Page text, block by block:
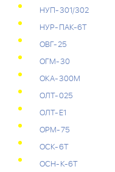
НУП-301/302
НУР-ПАК-6Т
ОВГ-25
ОГМ-30
ОКА-300М
ОЛТ-025
ОЛТ-Е1
ОРМ-75
ОСК-6Т
ОСН-К-6Т